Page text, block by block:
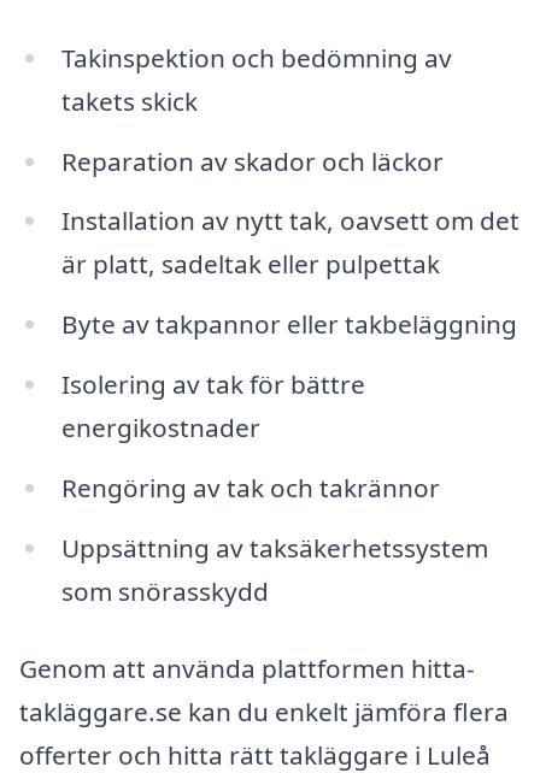
Takinspektion och bedömning av
takets skick
Reparation av skador och läckor
Installation av nytt tak, oavsett om det
är platt, sadeltak eller pulpettak
Byte av takpannor eller takbeläggning
Isolering av tak för bättre
energikostnader
Rengöring av tak och takrännor
Uppsättning av taksäkerhetssystem
som snörasskydd
Genom att använda plattformen hitta-
takläggare.se kan du enkelt jämföra flera
offerter och hitta rätt takläggare i Luleå